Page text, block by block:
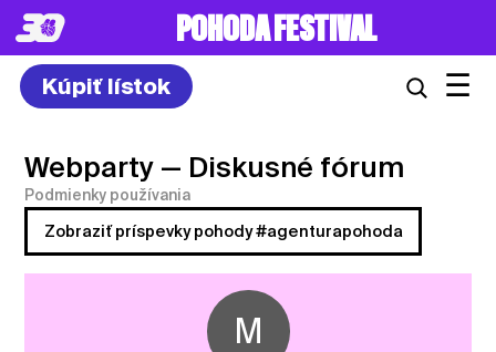
POHODA FESTIVAL
Kúpiť lístok ☰
Webparty — Diskusné fórum
Podmienky používania
Zobraziť príspevky pohody #agenturapohoda
M